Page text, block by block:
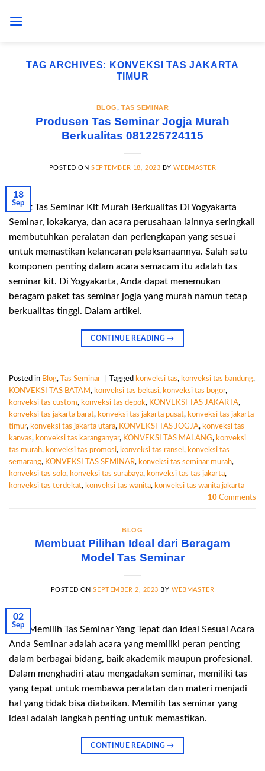
TAG ARCHIVES: KONVEKSI TAS JAKARTA
TIMUR
BLOG,TAS SEMINAR
Produsen Tas Seminar Jogja Murah
Berkualitas 081225724115
POSTED ONSEPTEMBER 18, 2023 BYWEBMASTER
18
Sep
Paket Tas Seminar Kit Murah Berkualitas Di Yogyakarta
Seminar, lokakarya, dan acara perusahaan lainnya seringkali
membutuhkan peralatan dan perlengkapan yang sesuai
untuk memastikan kelancaran pelaksanaannya. Salah satu
komponen penting dalam acara semacam itu adalah tas
seminar kit. Di Yogyakarta, Anda dapat menemukan
beragam paket tas seminar jogja yang murah namun tetap
berkualitas tinggi. Dalam artikel.
CONTINUE READING→
Posted in Blog, Tas Seminar Tagged konveksi tas, konveksi tas bandung,
KONVEKSI TAS BATAM, konveksi tas bekasi, konveksi tas bogor,
konveksi tas custom, konveksi tas depok, KONVEKSI TAS JAKARTA,
konveksi tas jakarta barat, konveksi tas jakarta pusat, konveksi tas jakarta
timur, konveksi tas jakarta utara, KONVEKSI TAS JOGJA, konveksi tas
kanvas, konveksi tas karanganyar, KONVEKSI TAS MALANG, konveksi
tas murah, konveksi tas promosi, konveksi tas ransel , konveksi tas
semarang, KONVEKSI TAS SEMINAR, konveksi tas seminar murah,
konveksi tas solo, konveksi tas surabaya, konveksi tas tas jakarta,
konveksi tas terdekat, konveksi tas wanita, konveksi tas wanita jakarta
10 Comments
BLOG
Membuat Pilihan Ideal dari Beragam
Model Tas Seminar
POSTED ONSEPTEMBER 2, 2023 BYWEBMASTER
02
Sep
Tips Memilih Tas Seminar Yang Tepat dan Ideal Sesuai Acara
Anda Seminar adalah acara yang memiliki peran penting
dalam berbagai bidang, baik akademik maupun profesional.
Dalam menghadiri atau mengadakan seminar, memiliki tas
yang tepat untuk membawa peralatan dan materi menjadi
hal yang tidak bisa diabaikan. Memilih tas seminar yang
ideal adalah langkah penting untuk memastikan.
CONTINUE READING→